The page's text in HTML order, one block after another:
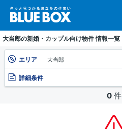
大当郎の新婚・カップル向け物件 情報一覧
エリア 大当郎
詳細条件
0 件